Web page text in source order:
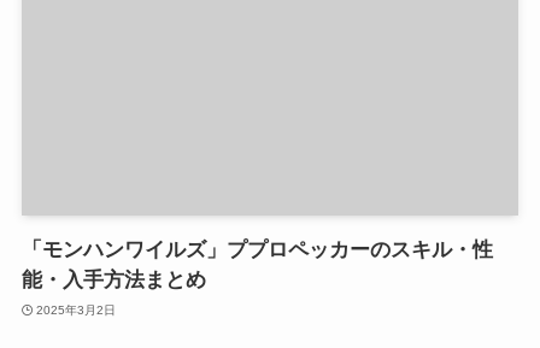
「モンハンワイルズ」ププロペッカーのスキル・性
能・入手方法まとめ
2025年3月2日